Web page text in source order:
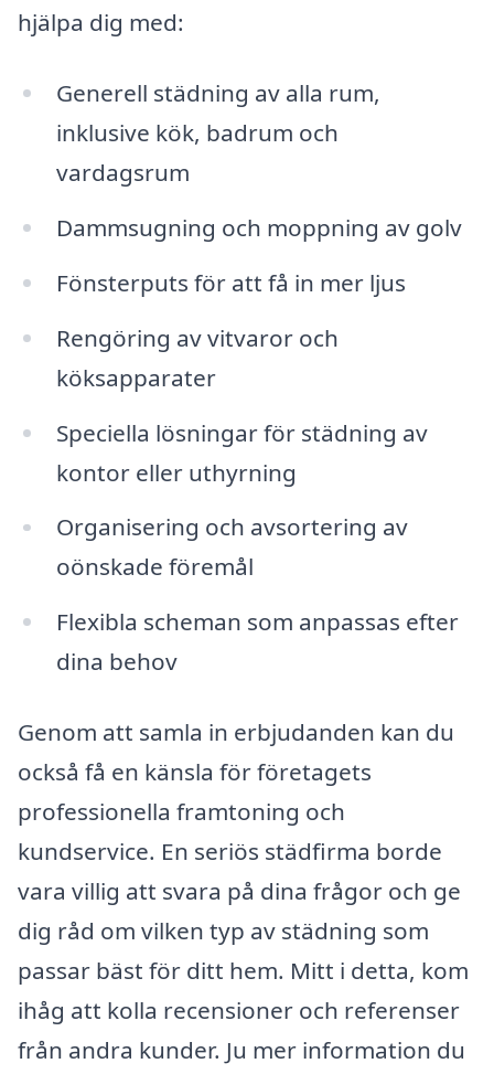
hjälpa dig med:
Generell städning av alla rum,
inklusive kök, badrum och
vardagsrum
Dammsugning och moppning av golv
Fönsterputs för att få in mer ljus
Rengöring av vitvaror och
köksapparater
Speciella lösningar för städning av
kontor eller uthyrning
Organisering och avsortering av
oönskade föremål
Flexibla scheman som anpassas efter
dina behov
Genom att samla in erbjudanden kan du
också få en känsla för företagets
professionella framtoning och
kundservice. En seriös städfirma borde
vara villig att svara på dina frågor och ge
dig råd om vilken typ av städning som
passar bäst för ditt hem. Mitt i detta, kom
ihåg att kolla recensioner och referenser
från andra kunder. Ju mer information du